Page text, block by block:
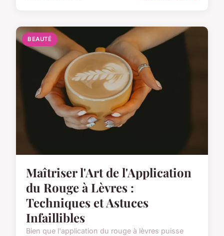
BEAUTÉ
Maîtriser l'Art de l'Application
du Rouge à Lèvres :
Techniques et Astuces
Infaillibles
Bien que l'application du rouge à lèvres puisse